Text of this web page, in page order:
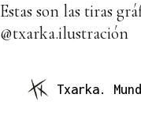
Estas son las tiras
@txarka.ilustración
Txarka.